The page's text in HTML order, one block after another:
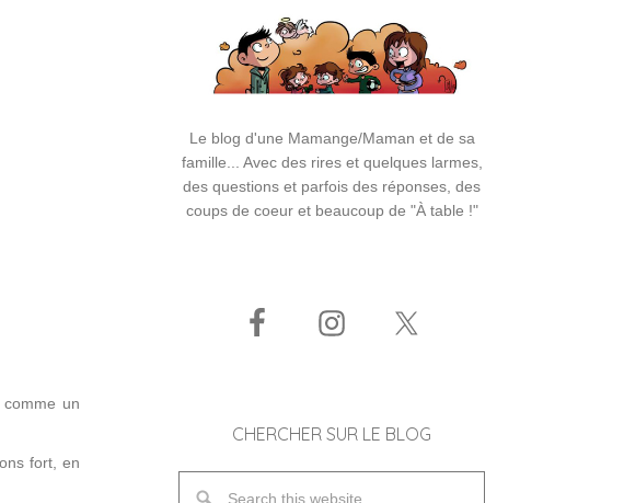
un
fort, en
Le blog d'une Mamange/Maman et de sa
famille... Avec des rires et quelques larmes,
des questions et parfois des réponses, des
coups de coeur et beaucoup de "À table !"
CHERCHER SUR LE BLOG